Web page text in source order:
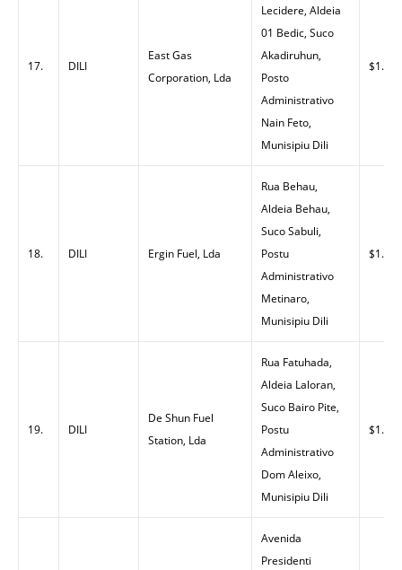
17. DILI
East Gas
Corporation, Lda
Lecidere, Aldeia
01 Bedic, Suco
Akadiruhun,
Posto
Administrativo
Nain Feto,
Munisipiu Dili
$1.33
18. DILI Ergin Fuel, Lda
Rua Behau,
Aldeia Behau,
Suco Sabuli,
Postu
Administrativo
Metinaro,
Munisipiu Dili
$1.43
19. DILI
De Shun Fuel
Station, Lda
Rua Fatuhada,
Aldeia Laloran,
Suco Bairo Pite,
Postu
Administrativo
Dom Aleixo,
Munisipiu Dili
$1.38
Avenida
Presidenti